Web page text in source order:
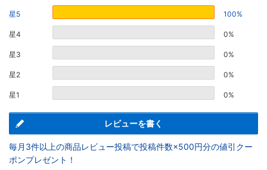
星5 100%
星4 0%
星3 0%
星2 0%
星1 0%
レビューを書く
毎月3件以上の商品レビュー投稿で投稿件数×500円分の値引クー
ポンプレゼント！